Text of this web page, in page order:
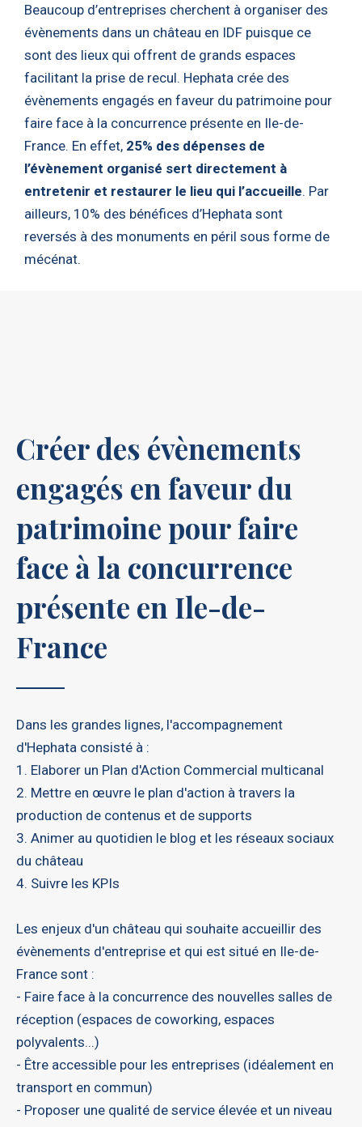
Beaucoup d’entreprises cherchent à organiser des
évènements dans un château en IDF puisque ce
sont des lieux qui offrent de grands espaces
facilitant la prise de recul. Hephata crée des
évènements engagés en faveur du patrimoine pour
faire face à la concurrence présente en Ile-de-
France. En effet, 25% des dépenses de
l’évènement organisé sert directement à
entretenir et restaurer le lieu qui l’accueille. Par
ailleurs, 10% des bénéfices d’Hephata sont
reversés à des monuments en péril sous forme de
mécénat.
Créer des évènements
engagés en faveur du
patrimoine pour faire
face à la concurrence
présente en Ile-de-
France
Dans les grandes lignes, l'accompagnement
d'Hephata consisté à :
1. Elaborer un Plan d'Action Commercial multicanal
2. Mettre en œuvre le plan d'action à travers la
production de contenus et de supports
3. Animer au quotidien le blog et les réseaux sociaux
du château
4. Suivre les KPIs
Les enjeux d'un château qui souhaite accueillir des
évènements d'entreprise et qui est situé en Ile-de-
France sont :
- Faire face à la concurrence des nouvelles salles de
réception (espaces de coworking, espaces
polyvalents...)
- Être accessible pour les entreprises (idéalement en
transport en commun)
- Proposer une qualité de service élevée et un niveau